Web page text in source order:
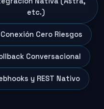
etc.)
Conexión Cero Riesgos
Conversacional
y REST Nativo